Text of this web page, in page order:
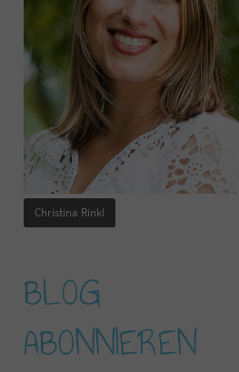
Christina Rinkl
BLOG
ABONNIEREN